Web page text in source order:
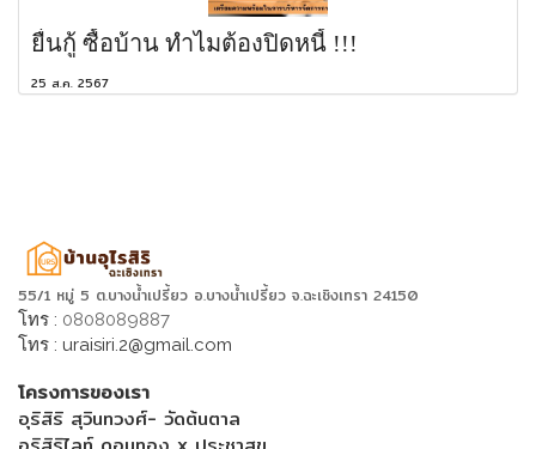
ยื่นกู้ ซื้อบ้าน ทำไมต้องปิดหนี้ !!!
25 ส.ค. 2567
55/1 หมู่ 5 ต.บางน้ำเปรี้ยว อ.บางน้ำเปรี้ยว จ.ฉะเชิงเทรา 24150
โทร : 0808089887
โทร : uraisiri.2@gmail.com
โครงการของเรา
อุริสิริ สุวินทวงศ์- วัดต้นตาล